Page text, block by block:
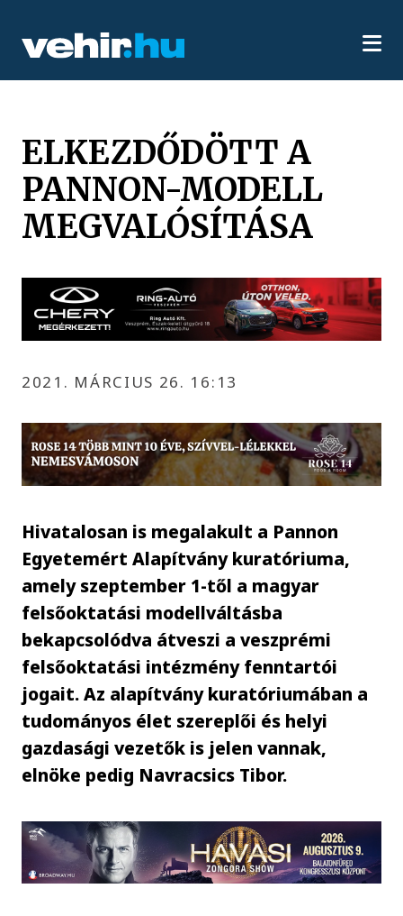
ELKEZDŐDÖTT A
PANNON-MODELL
MEGVALÓSÍTÁSA
2021. MÁRCIUS 26. 16:13
Hivatalosan is megalakult a Pannon
Egyetemért Alapítvány kuratóriuma,
amely szeptember 1-től a magyar
felsőoktatási modellváltásba
bekapcsolódva átveszi a veszprémi
felsőoktatási intézmény fenntartói
jogait. Az alapítvány kuratóriumában a
tudományos élet szereplői és helyi
gazdasági vezetők is jelen vannak,
elnöke pedig Navracsics Tibor.